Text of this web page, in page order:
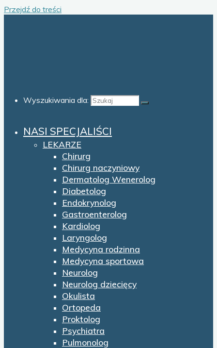
Przejdź do treści
Wyszukiwania dla:
NASI SPECJALIŚCI
LEKARZE
Chirurg
Chirurg naczyniowy
Dermatolog Wenerolog
Diabetolog
Endokrynolog
Gastroenterolog
Kardiolog
Laryngolog
Medycyna rodzinna
Medycyna sportowa
Neurolog
Neurolog dziecięcy
Okulista
Ortopeda
Proktolog
Psychiatra
Pulmonolog